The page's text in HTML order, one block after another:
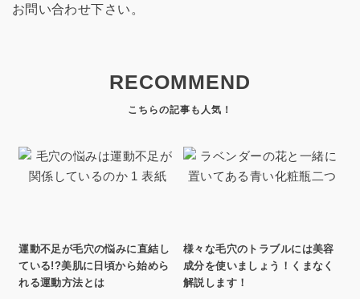
お問い合わせ下さい。
RECOMMEND
運動不足が毛穴の悩みに直結し
ている!?美肌に日頃から始めら
れる運動方法とは
様々な毛穴のトラブルには美容
成分を使いましょう！くまなく
解説します！